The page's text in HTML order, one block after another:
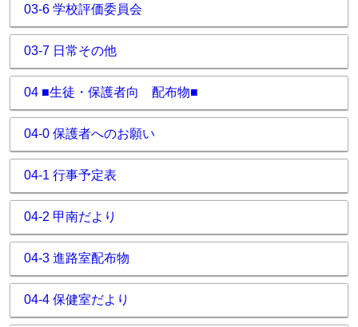
03-6 学校評価委員会
03-7 日常その他
04 ■生徒・保護者向 配布物■
04-0 保護者へのお願い
04-1 行事予定表
04-2 甲南だより
04-3 進路室配布物
04-4 保健室だより